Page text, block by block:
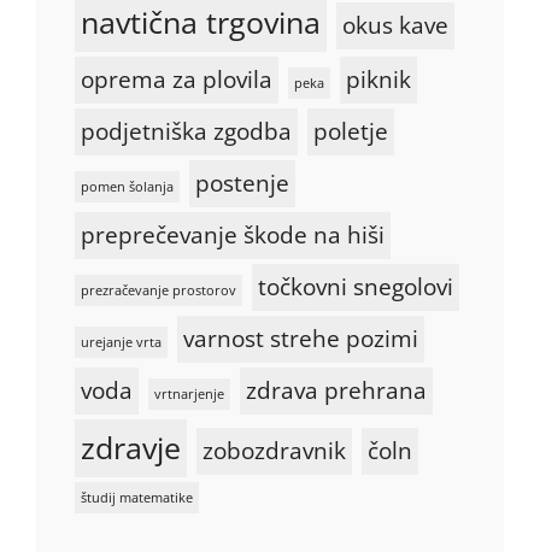
navtična trgovina
okus kave
oprema za plovila
peka
piknik
podjetniška zgodba
poletje
pomen šolanja
postenje
preprečevanje škode na hiši
prezračevanje prostorov točkovni snegolovi
urejanje vrta
varnost strehe pozimi
voda
vrtnarjenje zdrava prehrana
zdravje zobozdravnik čoln
študij matematike